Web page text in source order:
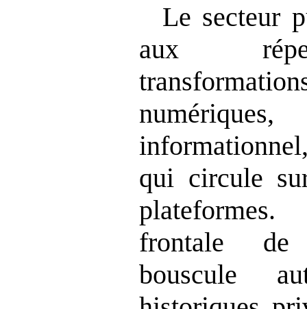
Le secteur
aux
qui circule
frontale de
bouscule